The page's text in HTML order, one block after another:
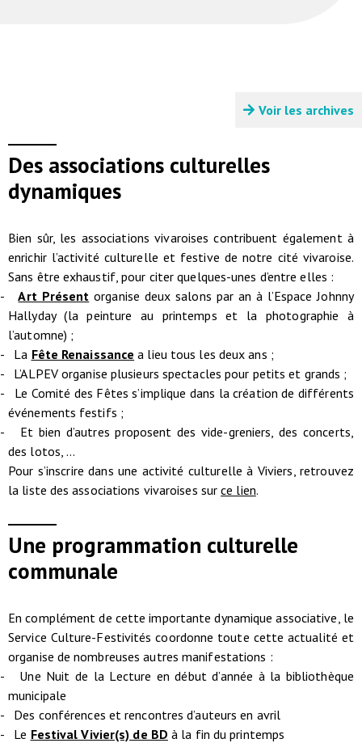
Voir les archives
Des associations culturelles
dynamiques
Bien sûr, les associations vivaroises contribuent également à
enrichir l’activité culturelle et festive de notre cité vivaroise.
Sans être exhaustif, pour citer quelques-unes d’entre elles :
-Art Présent organise deux salons par an à l’Espace Johnny
Hallyday (la peinture au printemps et la photographie à
l’automne) ;
- La Fête Renaissance a lieu tous les deux ans ;
- L’ALPEV organise plusieurs spectacles pour petits et grands ;
- Le Comité des Fêtes s’implique dans la création de différents
événements festifs ;
- Et bien d’autres proposent des vide-greniers, des concerts,
des lotos, …
Pour s’inscrire dans une activité culturelle à Viviers, retrouvez
la liste des associations vivaroises surce lien.
Une programmation culturelle
communale
En complément de cette importante dynamique associative, le
Service Culture-Festivités coordonne toute cette actualité et
organise de nombreuses autres manifestations :
- Une Nuit de la Lecture en début d’année à la bibliothèque
municipale
- Des conférences et rencontres d’auteurs en avril
- Le Festival Vivier(s) de BD à la fin du printemps